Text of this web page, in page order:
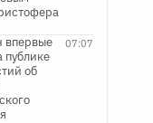
07:07
впервые
публике
об